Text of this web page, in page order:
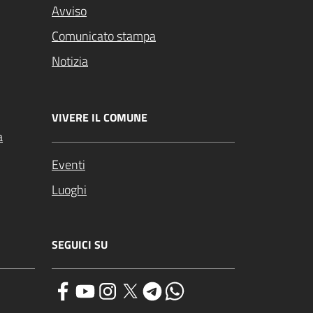
Avviso
Comunicato stampa
Notizia
VIVERE IL COMUNE
Eventi
Luoghi
SEGUICI SU